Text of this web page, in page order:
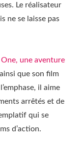
Le réalisateur
ne se laisse pas
One, une aventure
que son film
il aime
arrêtés et de
qui se
d’action.